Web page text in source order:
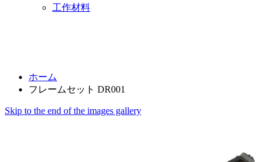
工作材料
ホーム
フレームセット DR001
Skip to the end of the images gallery